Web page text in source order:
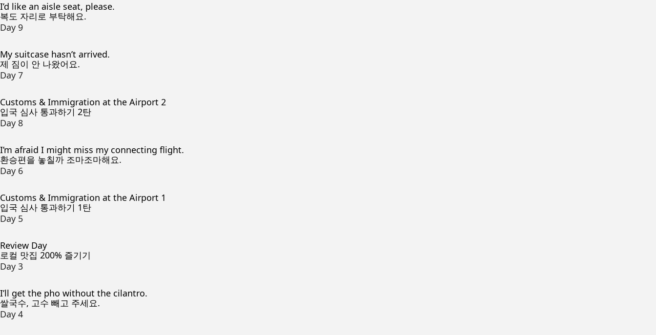
I’d like an aisle seat, please.
복도 자리로 부탁해요.
Day 9
My suitcase hasn’t arrived.
제 짐이 안 나왔어요.
Day 7
Customs & Immigration at the Airport 2
입국 심사 통과하기 2탄
Day 8
I’m afraid I might miss my connecting flight.
환승편을 놓칠까 조마조마해요.
Day 6
Customs & Immigration at the Airport 1
입국 심사 통과하기 1탄
Day 5
Review Day
로컬 맛집 200% 즐기기
Day 3
I’ll get the pho without the cilantro.
쌀국수, 고수 빼고 주세요.
Day 4